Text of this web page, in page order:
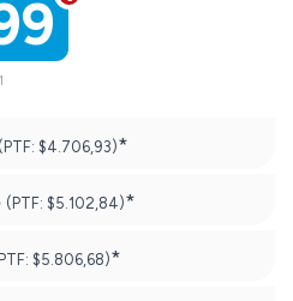
(PTF: $4.706,93)*
(PTF: $5.102,84)*
$5.806,68)*